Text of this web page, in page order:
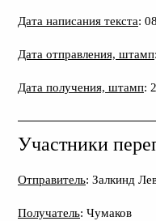
Дата написания текста:
Дата отправления, штамп
Дата получения, штамп:
Участники
Отправитель: Залкинд
Получатель: Чумаков